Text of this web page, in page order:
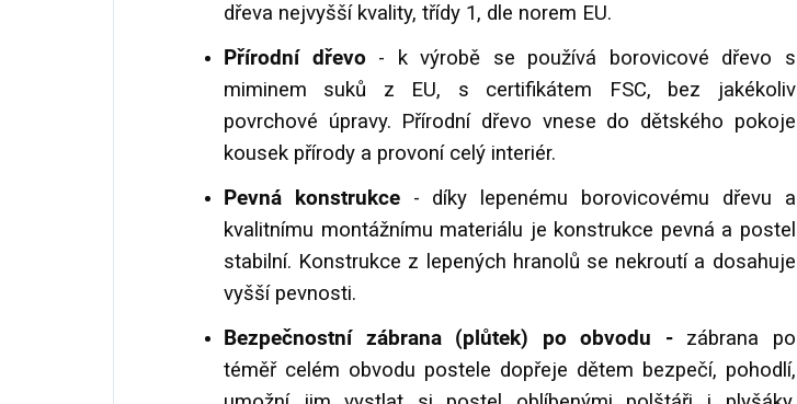
dřeva nejvyšší kvality, třídy 1, dle norem EU.
Přírodní dřevo - k výrobě se používá borovicové dřevo s
miminem suků z EU, s certifikátem FSC, bez jakékoliv
povrchové úpravy. Přírodní dřevo vnese do dětského pokoje
kousek přírody a provoní celý interiér.
Pevná konstrukce- díky lepenému borovicovému dřevu a
kvalitnímu montážnímu materiálu je konstrukce pevná a postel
stabilní. Konstrukce z lepených hranolů se nekroutí a dosahuje
vyšší pevnosti.
Bezpečnostní zábrana (plůtek) po obvodu - zábrana po
téměř celém obvodu postele dopřeje dětem bezpečí, pohodlí,